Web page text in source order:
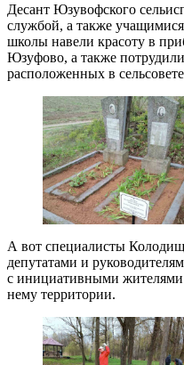
Десант Юзувофского
службой, а также
школы навели красоту в
Юзуфово, а также
расположенных в
А вот специалисты
депутатами и
с инициативными
нему территории.